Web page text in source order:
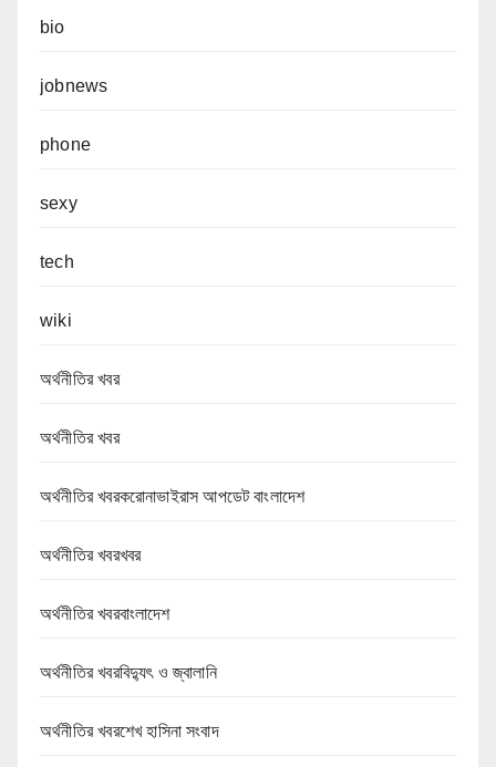
bio
jobnews
phone
sexy
tech
wiki
অর্থনীতির খবর
অর্থনীতির খবর
অর্থনীতির খবরকরোনাভাইরাস আপডেট বাংলাদেশ
অর্থনীতির খবরখবর
অর্থনীতির খবরবাংলাদেশ
অর্থনীতির খবরবিদ্যুৎ ও জ্বালানি
অর্থনীতির খবরশেখ হাসিনা সংবাদ